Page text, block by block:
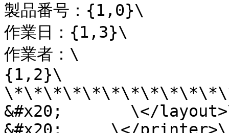
製品番号：{1,0}\
作業日：{1,3}\
作業者：\
{1,2}\
&#x20;       \</